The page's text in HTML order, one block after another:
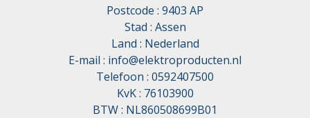
Postcode : 9403 AP
Stad : Assen
Land : Nederland
E-mail : info@elektroproducten.nl
Telefoon : 0592407500
KvK : 76103900
BTW : NL860508699B01